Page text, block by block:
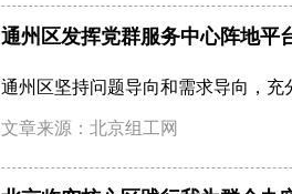
通州区发挥党群服务中心阵地平
通州区坚持问题导向和需求导向，
文章来源：北京组工网